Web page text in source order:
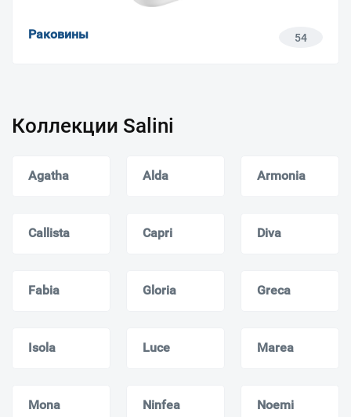
Раковины 54
Коллекции Salini
Agatha Alda Armonia
Callista Capri Diva
Fabia Gloria Greca
Isola Luce Marea
Mona Ninfea Noemi